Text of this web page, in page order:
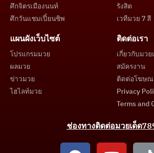
ศึกจิตรเมืองนนท์
ศึกวันแชมเปี้ยนชิพ
รังสิต
เวทีมวย 7 สี
แผนผังเว็บไซต์
โปรแกรมมวย
ผลมวย
ข่าวมวย
ไฮไลท์มวย
ติดต่อเรา
เกี่ยวกับมว
สมัครงาน
ติดต่อโฆษ
Privacy
Terms and
ช่องทางติดต่อมวยเด็ด